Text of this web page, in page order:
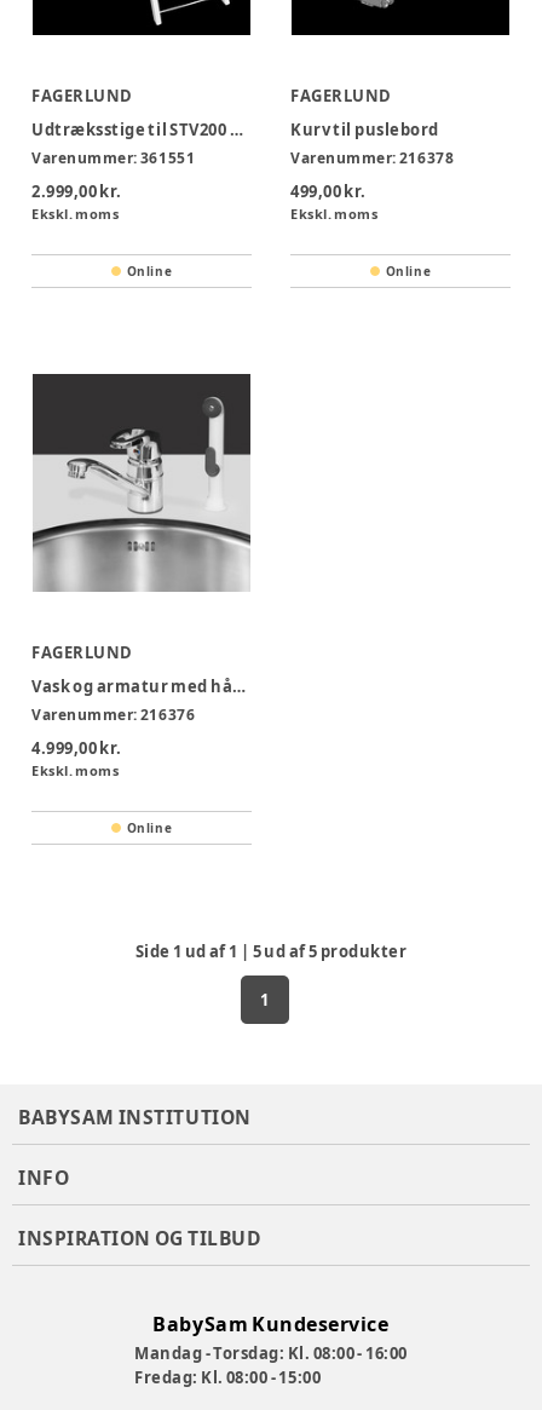
FAGERLUND
Udtræksstige til STV200 og STF300
Varenummer:361551
2.999,00 kr.
Ekskl. moms
Online
FAGERLUND
Kurv til puslebord
Varenummer:216378
499,00 kr.
Ekskl. moms
Online
FAGERLUND
Vask og armatur med håndbruser
Varenummer:216376
4.999,00 kr.
Ekskl. moms
Online
Side 1 ud af1 5ud af5 produkter
1
BABYSAM INSTITUTION
INFO
INSPIRATION OG TILBUD
BabySam Kundeservice
Mandag - Torsdag: Kl. 08:00 - 16:00
Fredag: Kl. 08:00 - 15:00